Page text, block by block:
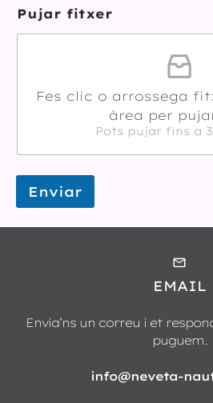
Pujar fitxer
Fes clic o arrossega
àrea per
Pots pujar fins a
Enviar
EMAIL
Envia’ns un correu i et
puguem.
info@neveta-